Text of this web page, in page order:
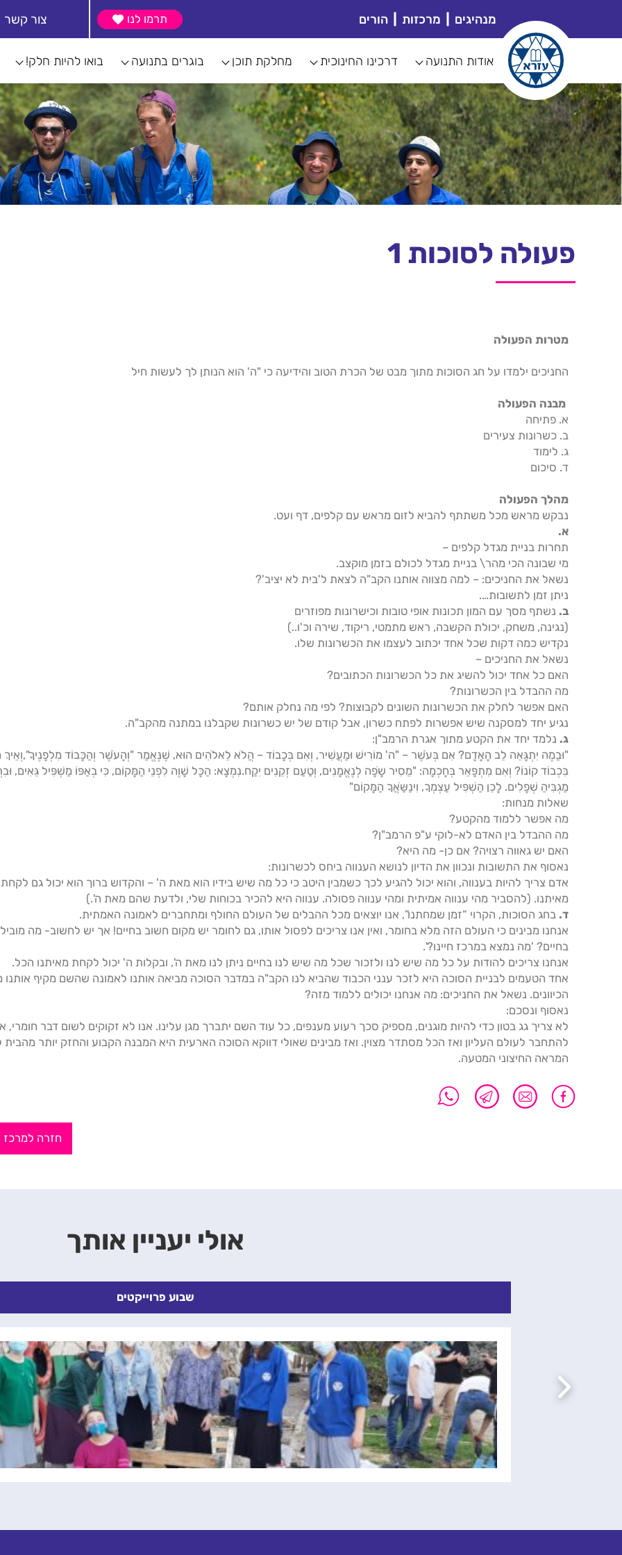
מנהיגים מרכזות הורים תרמו לנו צור קשר
אודות התנועה דרכינו החינוכית מחלקת תוכן בוגרים בתנועה בואו להיות חלק!
פעולה לסוכות 1
מטרות הפעולה
החניכים ילמדו על חג הסוכות מתוך מבט של הכרת הטוב והידיעה כי "ה' הוא הנותן לך לעשות חיל
מבנה הפעולה
א. פתיחה
ב. כשרונות צעירים
ג. לימוד
ד. סיכום
מהלך הפעולה
נבקש מראש מכל משתתף להביא לזום מראש עם קלפים, דף ועט.
א.
תחרות בניית מגדל קלפים –
מי שבונה הכי מהר\ בניית מגדל לכולם בזמן מוקצב.
נשאל את החניכים: – למה מצווה אותנו הקב"ה לצאת ל'בית לא יציב'?
ניתן זמן לתשובות….
ב. נשתף מסך עם המון תכונות אופי טובות וכישרונות מפוזרים
(נגינה, משחק, יכולת הקשבה, ראש מתמטי, ריקוד, שירה וכ'ו..)
נקדיש כמה דקות שכל אחד יכתוב לעצמו את הכשרונות שלו.
נשאל את החניכים –
האם כל אחד יכול להשיג את כל הכשרונות הכתובים?
מה ההבדל בין הכשרונות?
האם אפשר לחלק את הכשרונות השונים לקבוצות? לפי מה נחלק אותם?
נגיע יחד למסקנה שיש אפשרות לפתח כשרון, אבל קודם של יש כשרונות שקבלנו במתנה מהקב"ה.
ג. נלמד יחד את הקטע מתוך אגרת הרמב"ן:
"וּבַמֶה יִתְגָּאֵה לֵב הָאָדָם? אִם בְּעֹשֶׁר – "ה' מוֹרִישׁ וּמַעֲשִׁיר, וְאִם בְּכָבוֹד – הֲלֹא לֵאלֹהִים הוּא, שֶׁנֶּאֱמַר "וְהָעֹשֶׁר וְהַכָּבוֹד
בִּכְבוֹד קוֹנוֹ? וְאִם מִתְפָּאֵר בְּחָכְמָה: "מֵסִיר שָֹפָה לְנֶאֱמָנִים, וְטַעַם זְקֵנִים יִקַח.נִמְצָא: הַכָּל שָׁוֶה לִפְנֵי הַמָּקוֹם, כִּי בְאַפּוֹ מַשְׁפִּיל גֵּאִים,
מַגְבִּיהַ שְׁפָלִים. לָכֵן הַשְׁפִּיל עַצְמְךָ, וִינַשַֹּאֲךָ הַמָּקוֹם"
שאלות מנחות:
מה אפשר ללמוד מהקטע?
מה ההבדל בין האדם לא-לוקי ע"פ הרמב"ן?
האם יש גאווה רצויה? אם כן- מה היא?
נאסוף את התשובות ונכוון את הדיון לנושא הענווה ביחס לכשרונות:
אדם צריך להיות בענווה, והוא יכול להגיע לכך כשמבין היטב כי כל מה שיש בידיו הוא מאת ה' – והקדוש ברוך הוא יכול גם
מאיתנו. (להסביר מהי ענווה אמיתית ומהי ענווה פסולה. ענווה היא להכיר בכוחות שלי, ולדעת שהם מאת ה'.)
ד. בחג הסוכות, הקרוי “זמן שמחתנו”, אנו יוצאים מכל ההבלים של העולם החולף ומתחברים לאמונה האמתית.
אנחנו מבינים כי העולם הזה מלא בחומר, ואין אנו צריכים לפסול אותו, גם לחומר יש מקום חשוב בחיים! אך יש לחשוב- מה מוביל
בחיים? 'מה נמצא במרכז חיינו?'.
אנחנו צריכים להודות על כל מה שיש לנו ולזכור שכל מה שיש לנו בחיים ניתן לנו מאת ה', ובקלות ה' יכול לקחת מאיתנו הכל.
אחד הטעמים לבניית הסוכה היא לזכר ענני הכבוד שהביא לנו הקב"ה במדבר הסוכה מביאה אותנו לאמונה שהשם מקיף אותנו
הכיוונים. נשאל את החניכים: מה אנחנו יכולים ללמוד מזה?
נאסוף ונסכם:
לא צריך גג בטון כדי להיות מוגנים, מספיק סכך רעוע מענפים, כל עוד השם יתברך מגן עלינו. אנו לא זקוקים לשום דבר חומרי,
להתחבר לעולם העליון ואז הכל מסתדר מצוין. ואז מבינים שאולי דווקא הסוכה הארעית היא המבנה הקבוע והחזק יותר מהבית
המראה החיצוני המטעה.
חזרה
אולי יעניין אותך
שבוע פרוייקטים